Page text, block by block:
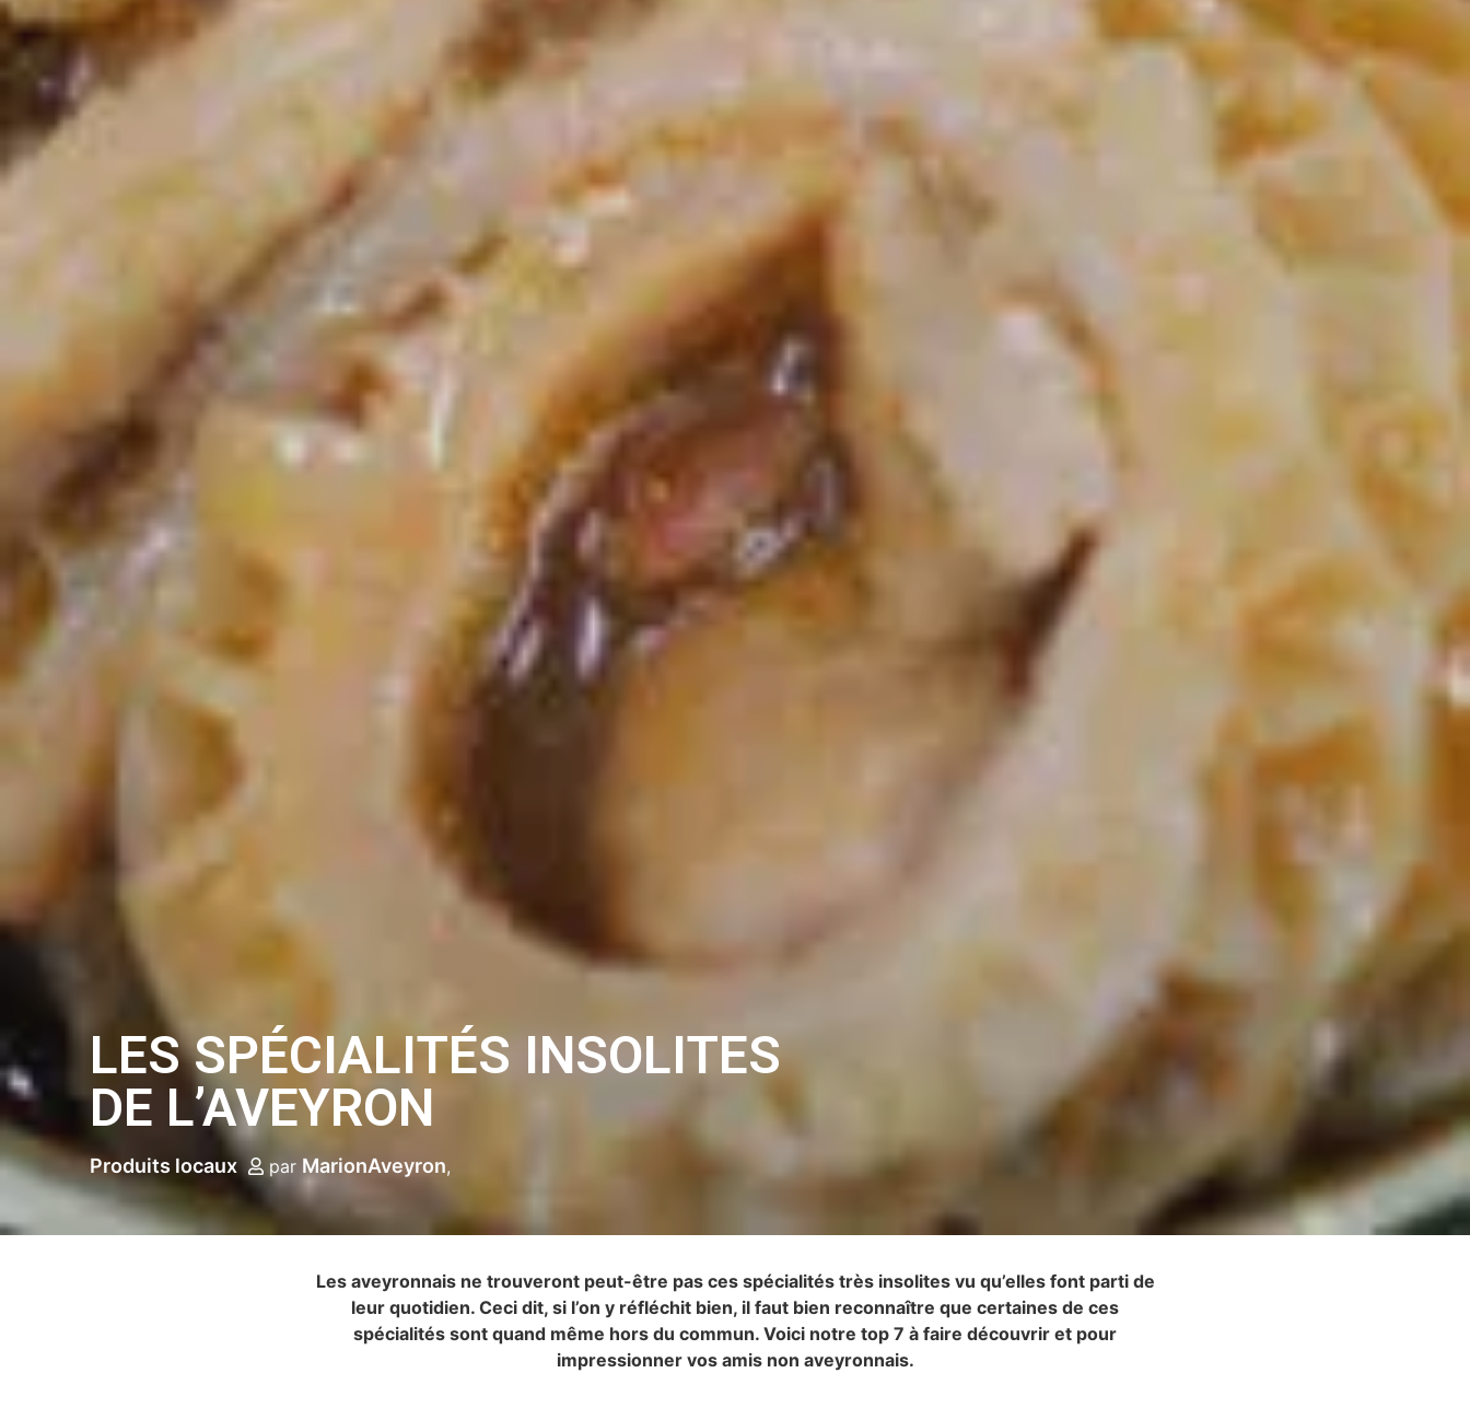
LES SPÉCIALITÉS INSOLITES
DE L’AVEYRON
Produits locaux par MarionAveyron
Les aveyronnais ne trouveront peut-être pas ces spécialités très insolites vu qu’elles font parti de
leur quotidien. Ceci dit, si l’on y réfléchit bien, il faut bien reconnaître que certaines de ces
spécialités sont quand même hors du commun. Voici notre top 7 à faire découvrir et pour
impressionner vos amis non aveyronnais.